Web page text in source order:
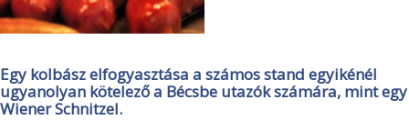
Egy kolbász elfogyasztása a számos stand egyikénél
ugyanolyan kötelező a Bécsbe utazók számára, mint egy
Wiener Schnitzel.